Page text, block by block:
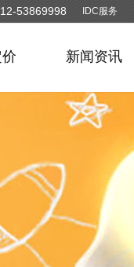
IDC服务
53869998
新闻资讯